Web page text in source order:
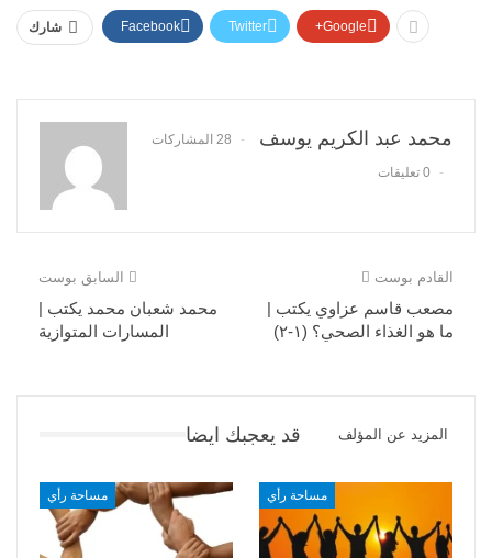
شارك Facebook Twitter Google+
محمد عبد الكريم يوسف 28 المشاركات
0 تعليقات
السابق بوست
محمد شعبان محمد يكتب |
المسارات المتوازية
القادم بوست
مصعب قاسم عزاوي يكتب |
ما هو الغذاء الصحي؟ (١-٢)
قد يعجبك ايضا المزيد عن المؤلف
مساحة رأي مساحة رأي